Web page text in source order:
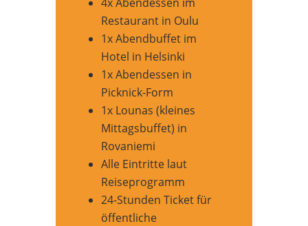
Restaurant in Oulu
1x Abendbuffet im
Hotel in Helsinki
1x Abendessen in
Picknick-Form
1x Lounas (kleines
Mittagsbuffet) in
Rovaniemi
Alle Eintritte laut
Reiseprogramm
24-Stunden Ticket für
öffentliche